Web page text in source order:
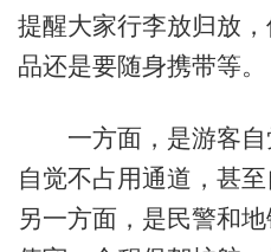
提醒大家行李放归放
品还是要随身携带等。
一方面，是游客自
自觉不占用通道，甚
另一方面，是民警和